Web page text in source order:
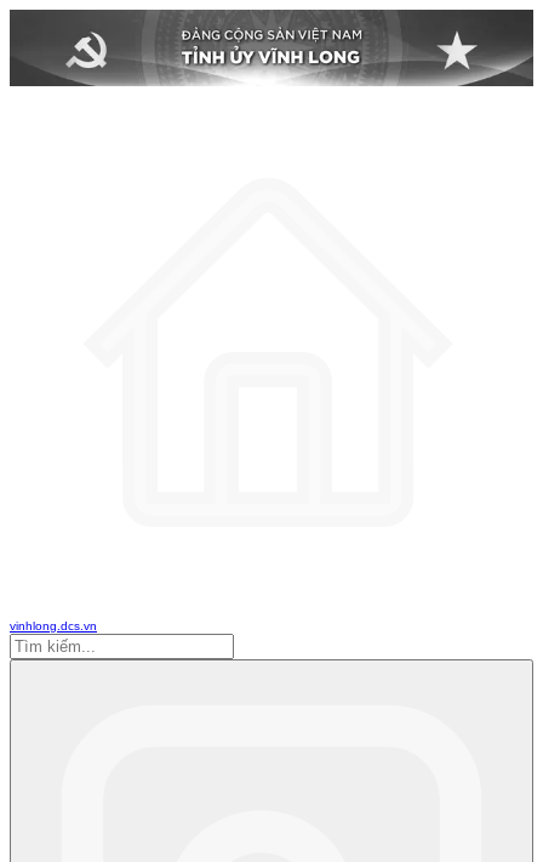
vinhlong.dcs.vn